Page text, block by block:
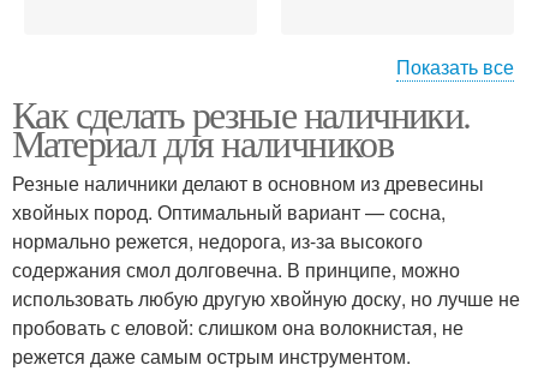
наличников
изготовления
Деревянные наличники Оконные наличники
Показать все
Как сделать резные наличники.
Материал для наличников
Резные наличники делают в основном из древесины
хвойных пород. Оптимальный вариант — сосна,
нормально режется, недорога, из-за высокого
содержания смол долговечна. В принципе, можно
использовать любую другую хвойную доску, но лучше не
пробовать с еловой: слишком она волокнистая, не
режется даже самым острым инструментом.